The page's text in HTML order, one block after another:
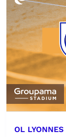
OL